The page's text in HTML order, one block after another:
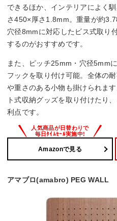
できるほか、インテリアによく
さ450×厚さ1.8mm。重量が約
穴径8mmに対応したビス式取り
するのがおすすめです。
また、ピッチ25mm・穴径5mm
フックを取り付け可能。全体の
や重さのある小物も掛けられま
ト式収納グッズを取り付けたり
利点です。
Amazonで見る
アマブロ(amabro) PEG WALL